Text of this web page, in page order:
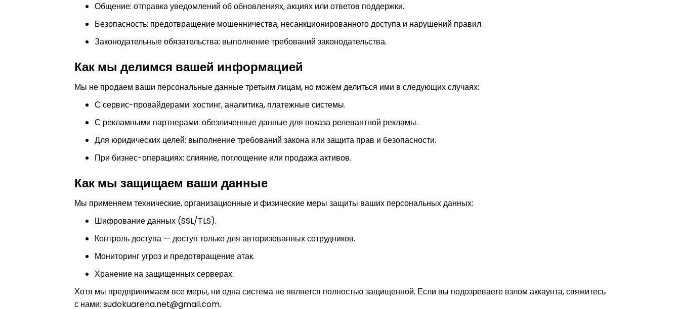
Общение: отправка уведомлений об обновлениях, акциях или ответов поддержки.
Безопасность: предотвращение мошенничества, несанкционированного доступа и нарушений правил.
Законодательные обязательства: выполнение требований законодательства.
Как мы делимся вашей информацией
Мы не продаем ваши персональные данные третьим лицам, но можем делиться ими в следующих случаях:
С сервис-провайдерами: хостинг, аналитика, платежные системы.
С рекламными партнерами: обезличенные данные для показа релевантной рекламы.
Для юридических целей: выполнение требований закона или защита прав и безопасности.
При бизнес-операциях: слияние, поглощение или продажа активов.
Как мы защищаем ваши данные
Мы применяем технические, организационные и физические меры защиты ваших персональных данных:
Шифрование данных (SSL/TLS).
Контроль доступа — доступ только для авторизованных сотрудников.
Мониторинг угроз и предотвращение атак.
Хранение на защищенных серверах.
Хотя мы предпринимаем все меры, ни одна система не является полностью защищенной. Если вы подозреваете взлом аккаунта, свяжитесь
с нами: sudokuarena.net@gmail.com.